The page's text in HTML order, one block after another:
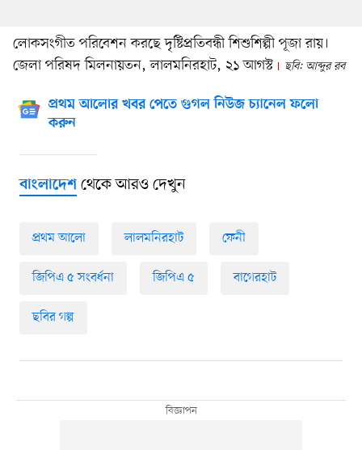
লোকসংগীত পরিবেশন করছে দৃষ্টিপ্রতিবন্ধী শিশুশিল্পী পূজা রায়।
জেলা পরিষদ মিলনায়তন, লালমনিরহাট, ২১ আগস্ট
ছবি: আব্দুর রব
প্রথম আলোর খবর পেতে গুগল নিউজ চ্যানেল ফলো
করুন
বাংলাদেশথেকে আরও দেখুন
প্রথম আলো লালমনিরহাট ফেনী
জিপিএ ৫ সংবর্ধনা জিপিএ ৫ বাগেরহাট
ছবির গল্প